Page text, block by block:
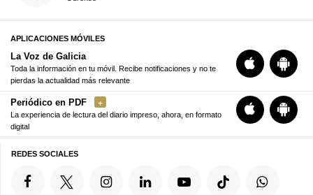
APLICACIONES MÓVILES
La Voz de Galicia
Toda la información en tu móvil. Recibe notificaciones y no te
pierdas la actualidad más relevante
Periódico en PDF
La experiencia de lectura del diario impreso, ahora, en formato
digital
REDES SOCIALES